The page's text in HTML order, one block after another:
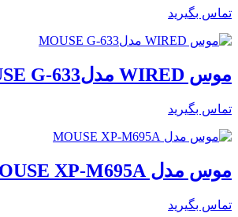
تماس بگیرید
موس WIRED مدلMOUSE G-633
تماس بگیرید
موس مدل MOUSE XP-M695A
تماس بگیرید